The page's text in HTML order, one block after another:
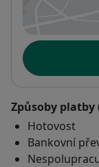
Dostupnost
Způsoby
Hotovost
Bankovní